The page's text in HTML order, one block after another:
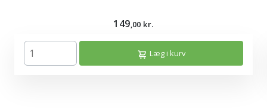
149,00 kr.
Læg i kurv